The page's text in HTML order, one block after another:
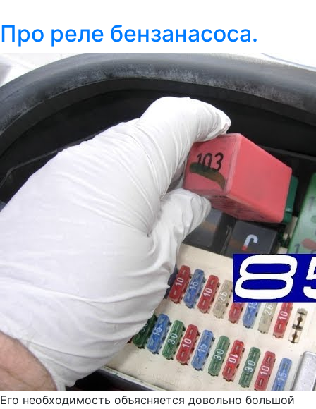
Про реле бензанасоса.
Его необходимость объясняется довольно большой